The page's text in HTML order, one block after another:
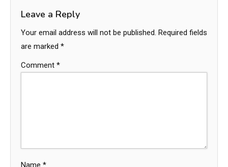
Leave a Reply
Your email address will not be published. Required fields
are marked *
Comment *